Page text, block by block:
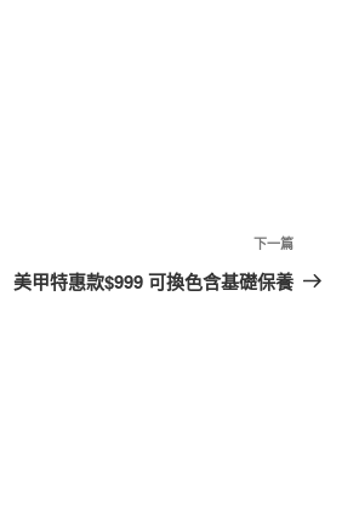
下
一
下一篇
美甲特惠款$999 可換色含基礎保養